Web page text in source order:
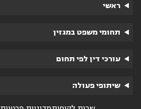
ראשי
תחומי משפט במגזין
עורכי דין לפי תחום
שיתופי פעולה